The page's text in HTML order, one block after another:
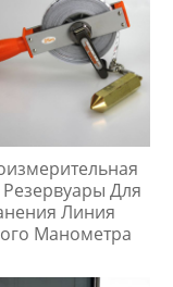
Для
Линия
Манометра